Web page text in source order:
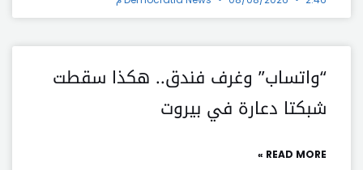
“واتساب” وغرف فندق.. هكذا سقطت
شبكتا دعارة في بيروت
READ MORE »